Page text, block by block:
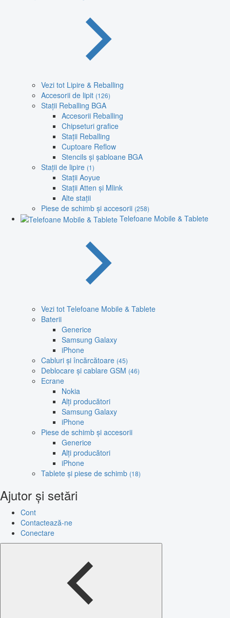
Vezi tot Lipire & Reballing
Accesorii de lipit (126)
Stații Reballing BGA
Accesorii Reballing
Chipseturi grafice
Stații Reballing
Cuptoare Reflow
Stencils și șabloane BGA
Stații de lipire (1)
Stații Aoyue
Stații Atten și Mlink
Alte stații
Piese de schimb și accesorii (258)
Telefoane Mobile & Tablete
Vezi tot Telefoane Mobile & Tablete
Baterii
Generice
Samsung Galaxy
iPhone
Cabluri și încărcătoare (45)
Deblocare și cablare GSM (46)
Ecrane
Nokia
Alți producători
Samsung Galaxy
iPhone
Piese de schimb și accesorii
Generice
Alți producători
iPhone
Tablete și piese de schimb (18)
Ajutor și setări
Cont
Contactează-ne
Conectare